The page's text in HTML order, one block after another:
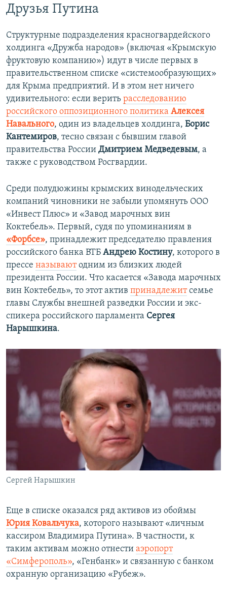
Друзья Путина
Структурные подразделения красногвардейского
холдинга «Дружба народов» (включая «Крымскую
фруктовую компанию») идут в числе первых в
правительственном списке «системообразующих»
для Крыма предприятий. И в этом нет ничего
удивительного: если верить расследованию
российского оппозиционного политика Алексея
Навального, один из владельцев холдинга, Борис
Кантемиров, тесно связан с бывшим главой
правительства России Дмитрием Медведевым, а
также с руководством Росгвардии.
Среди полудюжины крымских винодельческих
компаний чиновники не забыли упомянуть ООО
«Инвест Плюс» и «Завод марочных вин
Коктебель». Первый, судя по упоминаниям в
«Форбсе», принадлежит председателю правления
российского банка ВТБ Андрею Костину, которого в
прессе называютодним из близких людей
президента России. Что касается «Завода марочных
вин Коктебель», то этот актив принадлежитсемье
главы Службы внешней разведки России и экс-
спикера российского парламента Сергея
Нарышкина.
Сергей Нарышкин
Еще в списке оказался ряд активов из обоймы
Юрия Ковальчука, которого называют «личным
кассиром Владимира Путина». В частности, к
таким активам можно отнести аэропорт
«Симферополь», «Генбанк» и связанную с банком
охранную организацию «Рубеж».